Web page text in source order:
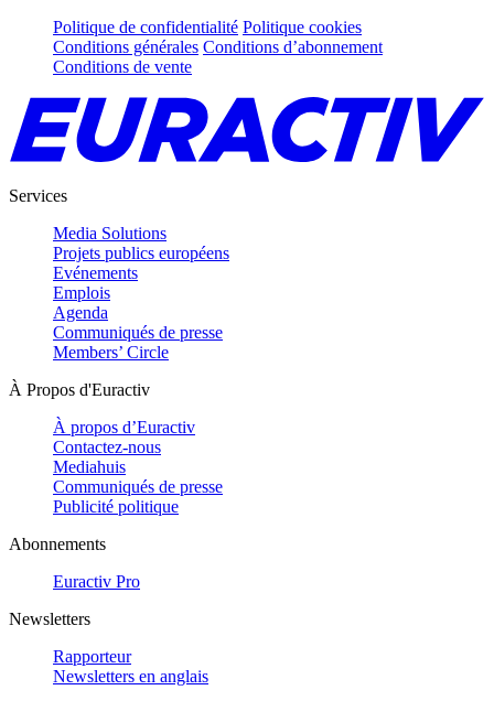
Politique de confidentialité Politique cookies
Conditions générales Conditions d’abonnement
Conditions de vente
Services
Media Solutions
Projets publics européens
Evénements
Emplois
Agenda
Communiqués de presse
Members’ Circle
À Propos d'Euractiv
À propos d’Euractiv
Contactez-nous
Mediahuis
Communiqués de presse
Publicité politique
Abonnements
Euractiv Pro
Newsletters
Rapporteur
Newsletters en anglais